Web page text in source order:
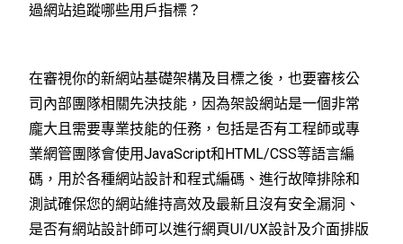
過網站追蹤哪些用戶指標？
在審視你的新網站基礎架構及目標之後，也要審核公
司內部團隊相關先決技能，因為架設網站是一個非常
龐大且需要專業技能的任務，包括是否有工程師或專
業網管團隊會使用JavaScript和HTML/CSS等語言編
碼，用於各種網站設計和程式編碼、進行故障排除和
測試確保您的網站維持高效及最新且沒有安全漏洞、
是否有網站設計師可以進行網頁UI/UX設計及介面排版